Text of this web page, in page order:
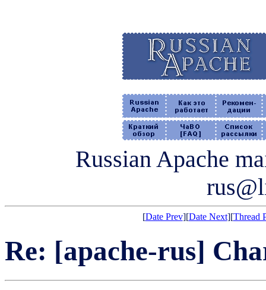
Russian Apache
[Date Prev][Date Next][Thread
Re: [apache-rus]